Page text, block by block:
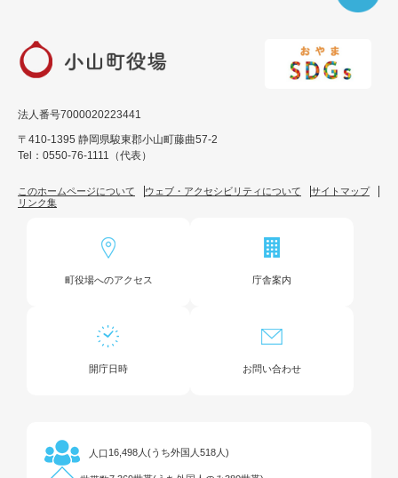
法人番号7000020223441
〒410-1395 静岡県駿東郡小山町藤曲57-2
Tel：0550-76-1111（代表）
このホームページについて ウェブ・アクセシビリティについて
サイトマップ
リンク集
町役場へのアクセス 庁舎案内
開庁日時 お問い合わせ
人口 16,498人(うち外国人518人)